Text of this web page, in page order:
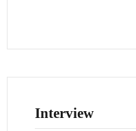
Interview